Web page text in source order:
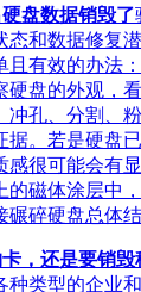
盘数据销毁了
态和数据修复
且有效的办法
硬盘的外观，
冲孔、分割、
据。若是硬盘
感很可能会有
的磁体涂层中
碾碎硬盘总体
，还是要销毁
种类型的企业